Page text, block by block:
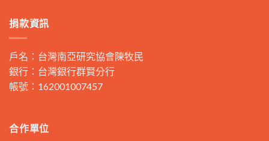
捐款資訊
戶名：台灣南亞研究協會陳牧民
銀行：台灣銀行群賢分行
帳號：162001007457
合作單位